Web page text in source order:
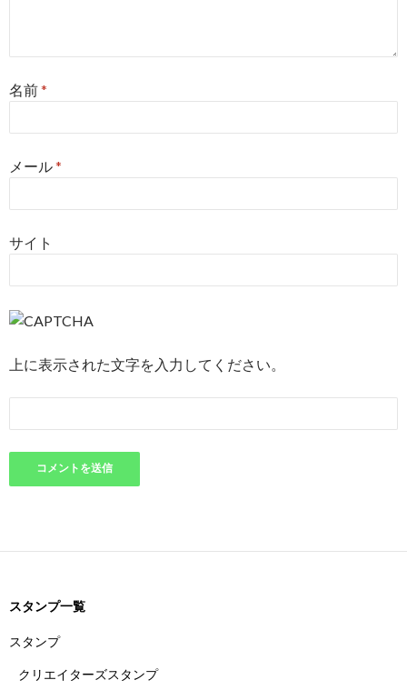
名前*
メール*
サイト
上に表示された文字を入力してください。
スタンプ一覧
スタンプ
クリエイターズスタンプ